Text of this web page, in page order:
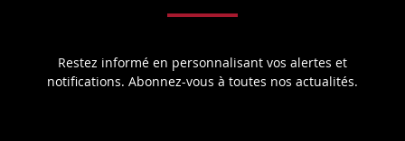
Restez informé en personnalisant vos alertes et
notifications. Abonnez-vous à toutes nos actualités.